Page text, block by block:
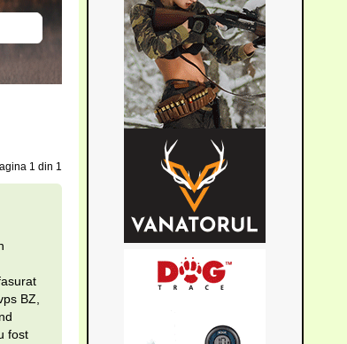
1 din 1
BZ,
fost